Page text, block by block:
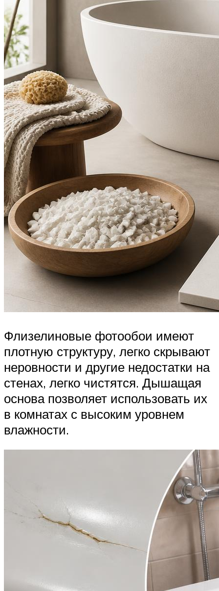
Флизелиновые фотообои имеют
плотную структуру, легко скрывают
неровности и другие недостатки на
стенах, легко чистятся. Дышащая
основа позволяет использовать их
в комнатах с высоким уровнем
влажности.